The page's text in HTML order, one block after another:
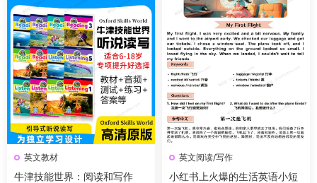
英文教材
牛津技能世界：阅读和写作
英文阅读/写作
小红书上火爆的生活英语小短